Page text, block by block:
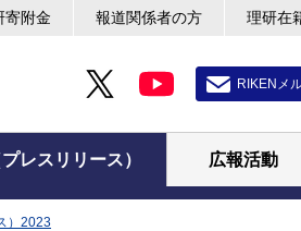
寄附金 報道関係者の方 理研在
RIKENメ
レスリリース） 広報活動
）2023